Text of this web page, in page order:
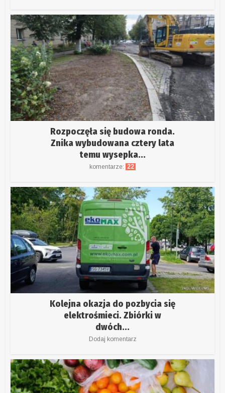
Rozpoczęła się budowa ronda.
Znika wybudowana cztery lata
temu wysepka...
komentarze: 22
Kolejna okazja do pozbycia się
elektrośmieci. Zbiórki w
dwóch...
Dodaj komentarz